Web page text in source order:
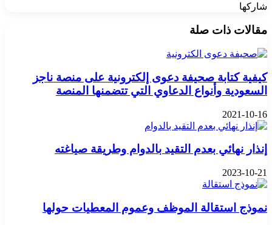
شاركها
مقالات ذات صلة
كيفية كتابة صحيفة دعوى إلكترونية على منصة ناجز
السعودية وأنواع الدعاوي التي تتضمنها المنصة
2021-10-16
إنذار نهائي بعدم التقيد بالدوام وطريقة صياغته
2023-10-21
نموذج استقالة الموظف وعموم المعطيات حولها